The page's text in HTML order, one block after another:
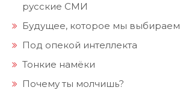
русские СМИ
Будущее, которое мы выбираем
Под опекой интеллекта
Тонкие намёки
Почему ты молчишь?